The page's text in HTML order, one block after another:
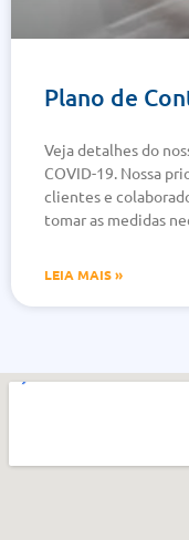
Plano de
Veja detalhes do
COVID-19. Nossa
clientes e
tomar as medidas
LEIA MAIS »